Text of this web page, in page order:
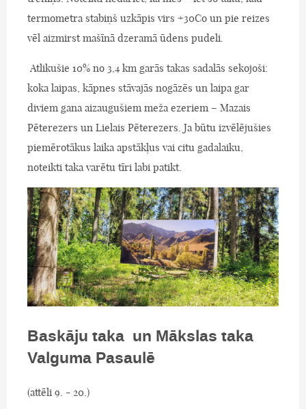
termometra stabiņš uzkāpis virs +30Co un pie reizes
vēl aizmirst mašīnā dzeramā ūdens pudeli.
Atlikušie 10% no 3,4 km garās takas sadalās sekojoši:
koka laipas, kāpnes stāvajās nogāzēs un laipa gar
diviem gana aizaugušiem meža ezeriem – Mazais
Pēterezers un Lielais Pēterezers. Ja būtu izvēlējušies
piemērotākus laika apstākļus vai citu gadalaiku,
noteikti taka varētu tīri labi patikt.
Baskāju taka un Mākslas taka
Valguma Pasaulē
(attēli 9. - 20.)